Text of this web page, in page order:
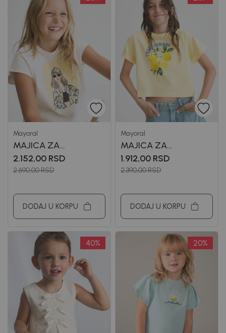
Mayoral
MAJICA ZA
DEVOJČICE MAYORAL
2.152,00 RSD
2.690,00RSD
DODAJ U KORPU
Mayoral
MAJICA ZA
DEVOJČICE MAYORAL
1.912,00 RSD
2.390,00RSD
DODAJ U KORPU
40% 20%